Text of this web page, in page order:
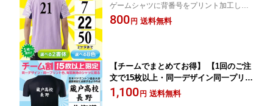
2ケタまで 当店のゲームシャツ・Tシャ
ツと同時購入に限る！1枚から受付可能
品
ゲームシャツに背番号をプリント加工しま
す 背面文字入れプリントと一緒にご利用
ください
800円 送料無料
【チームでまとめてお得】 【1回のご注
文で15枚以上・同一デザイン同一プリン
ト色・背面無地のシャツ限定】 背面文
字入れプリントチーム割 当店のゲーム
1,100円 送料無料